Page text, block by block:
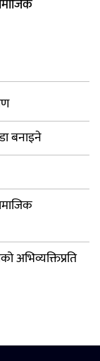
बनाइने
अभिव्यक्तिप्रति